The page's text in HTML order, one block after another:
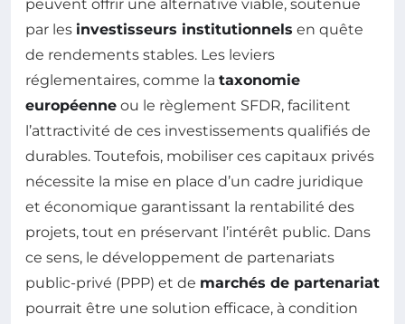
peuvent offrir une alternative viable, soutenue
par les investisseurs institutionnels en quête
de rendements stables. Les leviers
réglementaires, comme la taxonomie
européenne ou le règlement SFDR, facilitent
l’attractivité de ces investissements qualifiés de
durables. Toutefois, mobiliser ces capitaux privés
nécessite la mise en place d’un cadre juridique
et économique garantissant la rentabilité des
projets, tout en préservant l’intérêt public. Dans
ce sens, le développement de partenariats
public-privé (PPP) et de marchés de partenariat
pourrait être une solution efficace, à condition